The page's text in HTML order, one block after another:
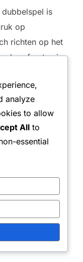
is
op
richten op het
of gaten in
slagen,
kunnen
punten
om direct
kan leiden tot
in plaats
te reageren,
verbetert.
analyze
to allow
All to
essential